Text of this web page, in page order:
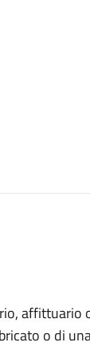
affittuario
o di